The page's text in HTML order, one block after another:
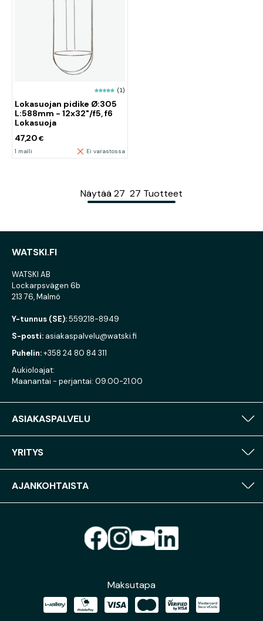
(1)
Lokasuojan pidike Ø:305
L:588mm - 12x32"/f5, f6
Lokasuoja
47,20 €
1 malli Ei varastossa
Näytää27 27 Tuotteet
WATSKI.FI
WATSKI AB
Lockarpsvägen 6b
213 76, Malmö
Y-tunnus (SE):559218-8949
S-posti: asiakaspalvelu@watski.fi
Puhelin:+358 24 80 84 311
Aukioloajat:
Maanantai - perjantai: 09.00-21.00
ASIAKASPALVELU
YRITYS
AJANKOHTAISTA
Maksutapa